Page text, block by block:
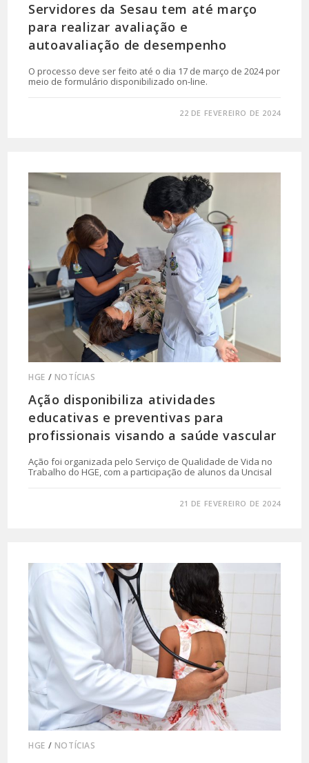
Servidores da Sesau tem até março
para realizar avaliação e
autoavaliação de desempenho
O processo deve ser feito até o dia 17 de março de 2024 por
meio de formulário disponibilizado on-line.
22 DE FEVEREIRO DE 2024
HGE / NOTÍCIAS
Ação disponibiliza atividades
educativas e preventivas para
profissionais visando a saúde vascular
Ação foi organizada pelo Serviço de Qualidade de Vida no
Trabalho do HGE, com a participação de alunos da Uncisal
21 DE FEVEREIRO DE 2024
HGE / NOTÍCIAS